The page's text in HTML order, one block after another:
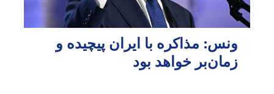
ونس: مذاکره با ایران پیچیده و
زمان‌بر خواهد بود